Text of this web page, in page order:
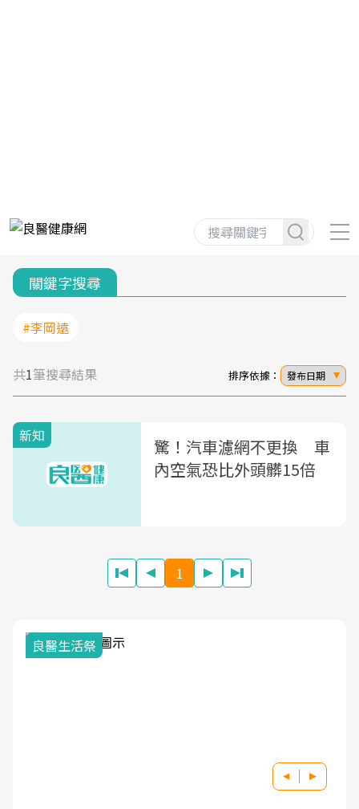
關鍵字搜尋
#李岡遠
共1筆搜尋結果 排序依據： 發布日期
新知
驚！汽車濾網不更換 車
內空氣恐比外頭髒15倍
1
我與健康韌性的距離